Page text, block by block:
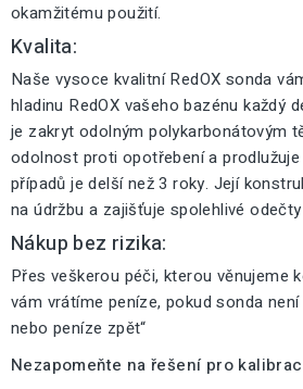
okamžitému použití.
Kvalita:
Naše vysoce kvalitní RedOX sonda
hladinu RedOX vašeho bazénu každý
je zakryt odolným polykarbonátovým
odolnost proti opotřebení a
případů je delší než 3 roky. Její
na údržbu a zajišťuje spolehlivé
Nákup bez rizika:
Přes veškerou péči, kterou věnujeme
vám vrátíme peníze, pokud sonda
nebo peníze zpět“
Nezapomeňte na řešení pro